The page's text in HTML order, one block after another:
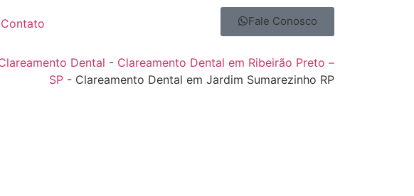
Contato Fale Conosco
Dental - Clareamento Dental em Ribeirão Preto –
SP - Clareamento Dental em Jardim Sumarezinho RP